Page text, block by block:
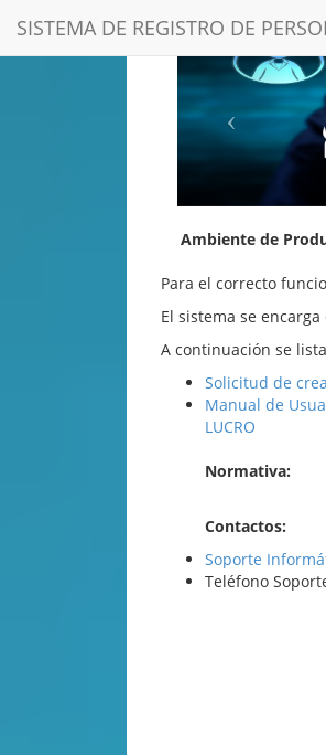
SISTEMA DE REGISTRO DE
Ambiente de
Para el correcto
El sistema se
A continuación se
Solicitud de
Manual de
LUCRO
Normativa:
Contactos:
Soporte
Teléfono